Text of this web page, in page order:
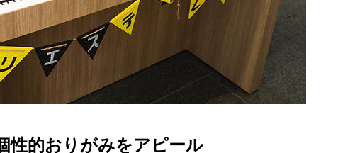
性的おりがみをアピール